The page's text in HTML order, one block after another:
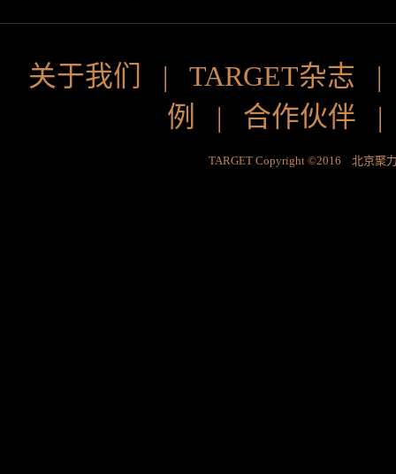
关于我们 | TARGET杂志
例
| 合作伙伴
TARGET Copyright ©2016 北京聚